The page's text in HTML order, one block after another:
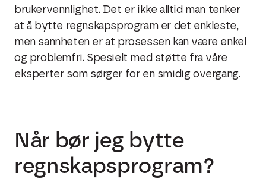
brukervennlighet. Det er ikke alltid man tenker
at å bytte regnskapsprogram er det enkleste,
men sannheten er at prosessen kan være enkel
og problemfri. Spesielt med støtte fra våre
eksperter som sørger for en smidig overgang.
Når bør jeg bytte
regnskapsprogram?